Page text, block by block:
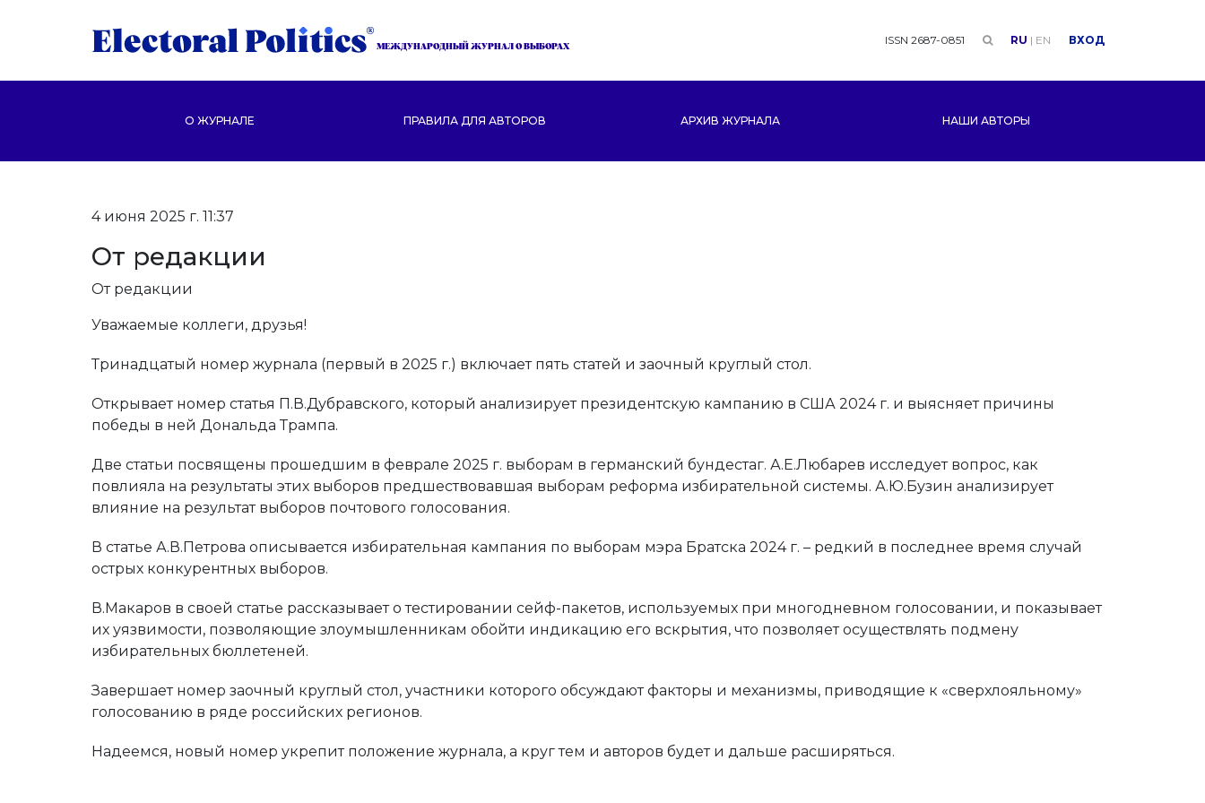
МЕЖДУНАРОДНЫЙ ЖУРНАЛ О ВЫБОРАХ ISSN 2687-0851 RU | EN ВХОД
О ЖУРНАЛЕ ПРАВИЛА ДЛЯ АВТОРОВ АРХИВ ЖУРНАЛА НАШИ АВТОРЫ
4 июня 2025 г. 11:37
От редакции
От редакции
Уважаемые коллеги, друзья!
Тринадцатый номер журнала (первый в 2025 г.) включает пять статей и заочный круглый стол.
Открывает номер статья П.В.Дубравского, который анализирует президентскую кампанию в США 2024 г. и выясняет причины
победы в ней Дональда Трампа.
Две статьи посвящены прошедшим в феврале 2025 г. выборам в германский бундестаг. А.Е.Любарев исследует вопрос, как
повлияла на результаты этих выборов предшествовавшая выборам реформа избирательной системы. А.Ю.Бузин анализирует
влияние на результат выборов почтового голосования.
В статье А.В.Петрова описывается избирательная кампания по выборам мэра Братска 2024 г. – редкий в последнее время случай
острых конкурентных выборов.
В.Макаров в своей статье рассказывает о тестировании сейф-пакетов, используемых при многодневном голосовании, и показывает
их уязвимости, позволяющие злоумышленникам обойти индикацию его вскрытия, что позволяет осуществлять подмену
избирательных бюллетеней.
Завершает номер заочный круглый стол, участники которого обсуждают факторы и механизмы, приводящие к «сверхлояльному»
голосованию в ряде российских регионов.
Надеемся, новый номер укрепит положение журнала, а круг тем и авторов будет и дальше расширяться.